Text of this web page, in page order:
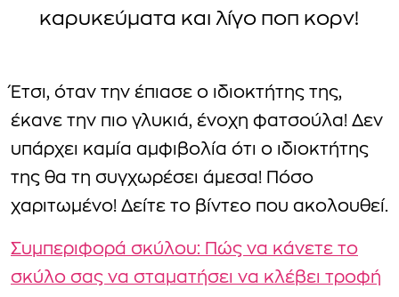
καρυκεύματα και λίγο ποπ κορν!
Έτσι, όταν την έπιασε ο ιδιοκτήτης της,
έκανε την πιο γλυκιά, ένοχη φατσούλα! Δεν
υπάρχει καμία αμφιβολία ότι ο ιδιοκτήτης
της θα τη συγχωρέσει άμεσα! Πόσο
χαριτωμένο! Δείτε το βίντεο που ακολουθεί.
Συμπεριφορά σκύλου: Πώς να κάνετε το
σκύλο σας να σταματήσει να κλέβει τροφή